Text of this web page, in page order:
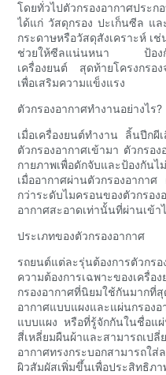
โดยทั่วไปตัวกรองอากาศประ
ได้แก่ วัสดุกรอง ปะเก็นซีล แล
กระดาษหรือวัสดุสังเคราะห์ เ
ช่วยให้ซีลแน่นหนา ป้องกันไ
เครื่องยนต์ สุดท้ายโครงกรอ
เพื่อเสริมความแข็งแรง
ตัวกรองอากาศทำงานอย่างไร?
เมื่อเครื่องยนต์ทำงาน ลิ้นปีกผี
ตัวกรองอากาศเข้ามา ตัวกรอ
กายภาพเพื่อดักจับและป้องกันไ
เมื่ออากาศผ่านตัวกรองอากา
กว่าระดับไมครอนของตัวกร
อากาศสะอาดเท่านั้นที่ผ่านเข้า
ประเภทของตัวกรองอากาศ
รถยนต์แต่ละรุ่นต้องการตัวก
ความต้องการเฉพาะของเค
กรองอากาศที่นิยมใช้กันมากที่
อากาศแบบแผงและแผ่นกรอง
แบบแผง หรือที่รู้จักกันในชื่อแ
สี่เหลี่ยมผืนผ้าและสามารถเป
อากาศทรงกระบอกสามารถใ
ผิวสัมผัสเพิ่มขึ้นเพื่อประสิทธิภ